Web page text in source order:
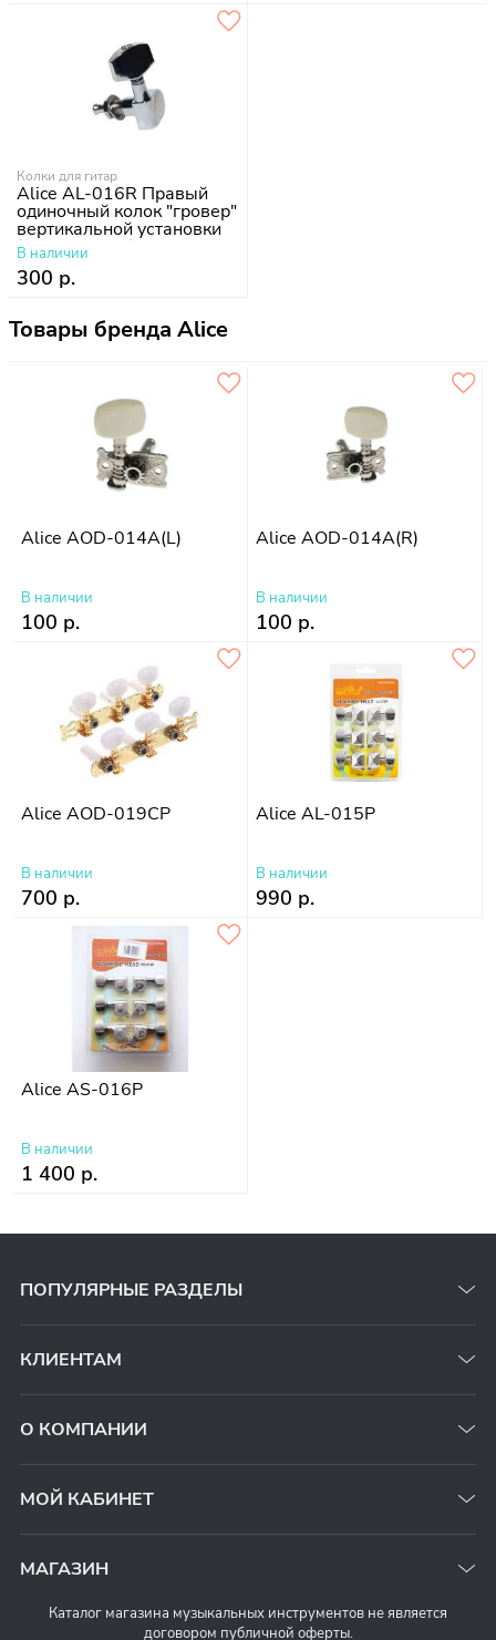
Колки для гитар
Alice AL-016R Правый
одиночный колок "гровер"
вертикальной установки
(для акустики)
хромированный
В наличии
300 р.
Товары бренда Alice
Alice AOD-014A(L)
В наличии
100 р.
Alice AOD-014A(R)
В наличии
100 р.
Alice AOD-019CP
В наличии
700 р.
Alice AL-015P
В наличии
990 р.
Alice AS-016P
В наличии
1 400 р.
ПОПУЛЯРНЫЕ РАЗДЕЛЫ
КЛИЕНТАМ
О КОМПАНИИ
МОЙ КАБИНЕТ
МАГАЗИН
Каталог магазина музыкальных инструментов не является
договором публичной оферты.